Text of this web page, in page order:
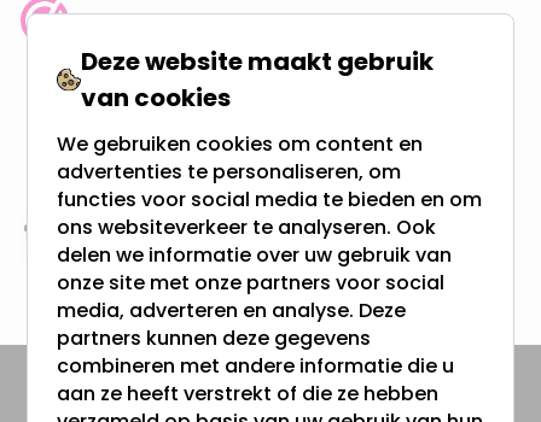
meer dan 100.000 klanten gingen u voor
Vanaf EUR100,- naar NL & BE
& 100 dagen recht op retour
Altijd uit eigen voorraad
3000m2 - 60.000+ Producten
Deze website maakt gebruik
van cookies
We gebruiken cookies om content en
advertenties te personaliseren, om
functies voor social media te bieden en om
ons websiteverkeer te analyseren. Ook
delen we informatie over uw gebruik van
onze site met onze partners voor social
media, adverteren en analyse. Deze
partners kunnen deze gegevens
combineren met andere informatie die u
aan ze heeft verstrekt of die ze hebben